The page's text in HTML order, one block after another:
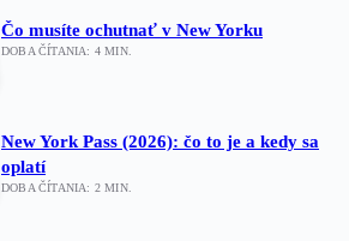
Čo musíte ochutnať v New Yorku
DOBA ČÍTANIA: 4 MIN.
New York Pass (2026): čo to je a kedy sa
oplatí
DOBA ČÍTANIA: 2 MIN.